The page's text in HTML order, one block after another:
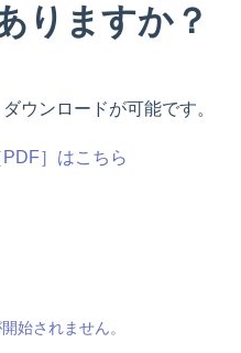
りますか？
ウンロードが可能です。
］はこちら
始されません。